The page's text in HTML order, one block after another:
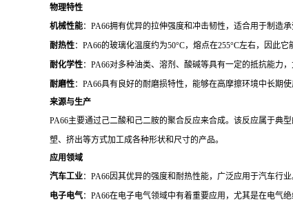
物理特性
机械性能：PA66拥有优异的拉伸强度和冲击韧性，适合用于制造
耐热性：PA66的玻璃化温度约为50°C，熔点在255°C左右，因此
耐化学性：PA66对多种油类、溶剂、酸碱等具有一定的抵抗能力
耐磨性：PA66具有良好的耐磨损特性，能够在高摩擦环境中长期
来源与生产
PA66主要通过己二酸和己二胺的聚合反应来合成。该反应属于典
塑、挤出等方式加工成各种形状和尺寸的产品。
应用领域
汽车工业：PA66因其优异的强度和耐热性能，广泛应用于汽车行
电子电气：PA66在电子电气领域中有着重要应用，尤其是在电气